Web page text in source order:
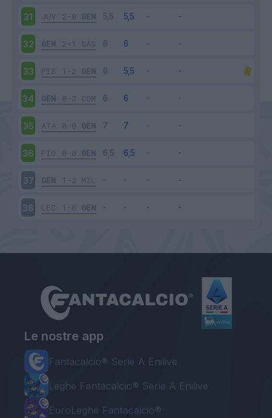
31 JUV 2-0 GEN
32 GEN 2-1 SAS
33 PIS 1-2 GEN
34 GEN 0-2 COM
35 ATA 0-0 GEN
36 FIO 0-0 GEN
37 GEN 1-2 MIL
38 LEC 1-0 GEN
Le nostre app
Fantacalcio® Serie A Enilive
Leghe Fantacalcio® Serie A Enilive
EuroLeghe Fantacalcio®